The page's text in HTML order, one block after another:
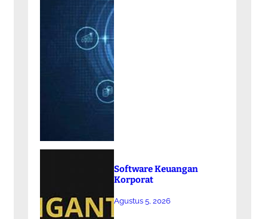
Software Keuangan
Korporat
Agustus 5, 2026